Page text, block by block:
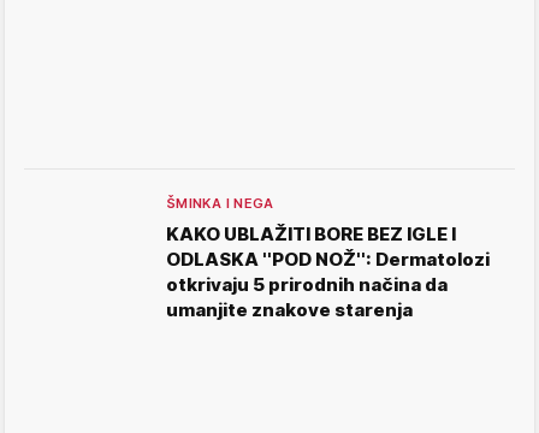
ŠMINKA I NEGA
KAKO UBLAŽITI BORE BEZ IGLE I
ODLASKA ''POD NOŽ'': Dermatolozi
otkrivaju 5 prirodnih načina da
umanjite znakove starenja